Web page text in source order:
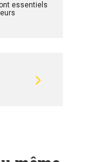
essentiels